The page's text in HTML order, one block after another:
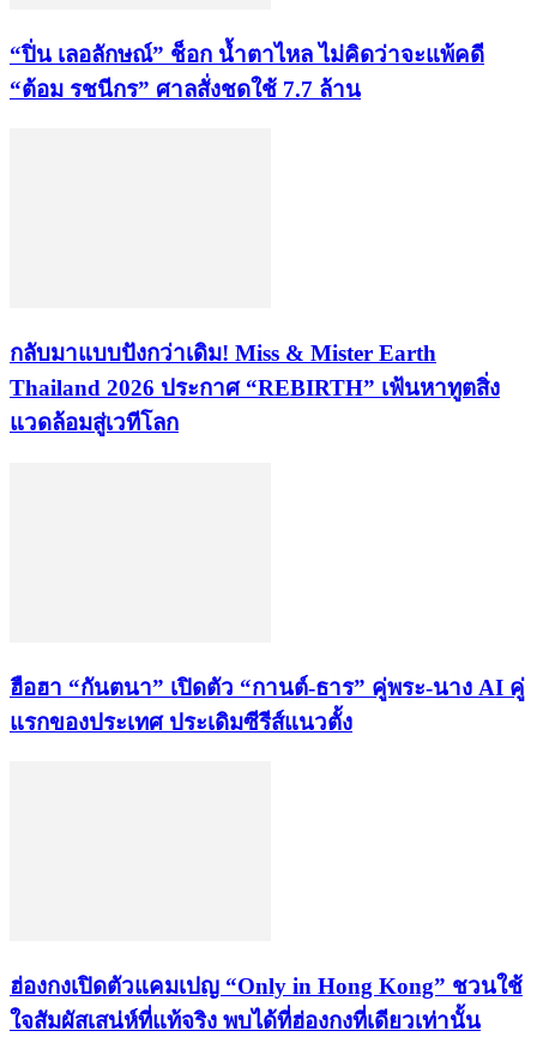
“ปิ่น เลอลักษณ์” ช็อก น้ำตาไหล ไม่คิดว่าจะแพ้คดี
“ต้อม รชนีกร” ศาลสั่งชดใช้ 7.7 ล้าน
กลับมาแบบปังกว่าเดิม! Miss & Mister Earth
Thailand 2026 ประกาศ “REBIRTH” เฟ้นหาทูตสิ่ง
แวดล้อมสู่เวทีโลก
ฮือฮา “กันตนา” เปิดตัว “กานต์-ธาร” คู่พระ-นาง AI คู่
แรกของประเทศ ประเดิมซีรีส์แนวตั้ง
ฮ่องกงเปิดตัวแคมเปญ “Only in Hong Kong” ชวนใช้
ใจสัมผัสเสน่ห์ที่แท้จริง พบได้ที่ฮ่องกงที่เดียวเท่านั้น